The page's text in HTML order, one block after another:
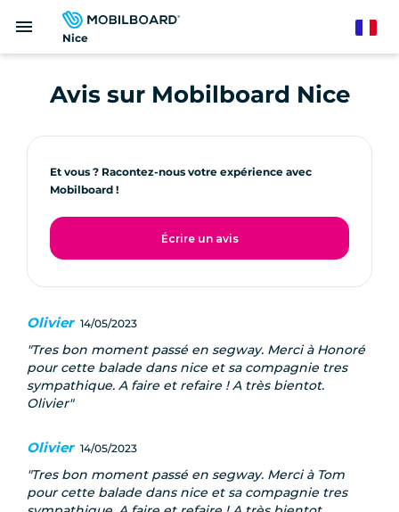
Nice
menu
Avis sur Mobilboard Nice
Et vous ? Racontez-nous votre expérience avec
Mobilboard !
Écrire un avis
Olivier 14/05/2023
Tres bon moment passé en segway. Merci à Honoré
pour cette balade dans nice et sa compagnie tres
sympathique. A faire et refaire ! A très bientot.
Olivier
Olivier 14/05/2023
Tres bon moment passé en segway. Merci à Tom
pour cette balade dans nice et sa compagnie tres